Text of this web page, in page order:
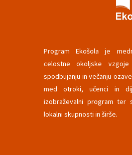
Program Ekošola je
celostne okoljske vzgoje
spodbujanju in večanju
med otroki, učenci in
izobraževalni program ter
lokalni skupnosti in širše.